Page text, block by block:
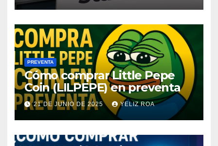
PREVENTA
Cómo comprar Little Pepe
Coin (LILPEPE) en preventa
21 DE JUNIO DE 2025 YELIZ ROA